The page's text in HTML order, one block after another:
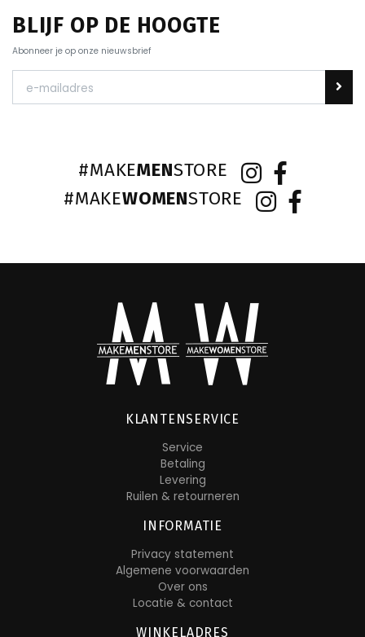
BLIJF OP DE HOOGTE
Abonneer je op onze nieuwsbrief
#MAKEMENSTORE
#MAKEWOMENSTORE
KLANTENSERVICE
Service
Betaling
Levering
Ruilen & retourneren
INFORMATIE
Privacy statement
Algemene voorwaarden
Over ons
Locatie & contact
WINKELADRES